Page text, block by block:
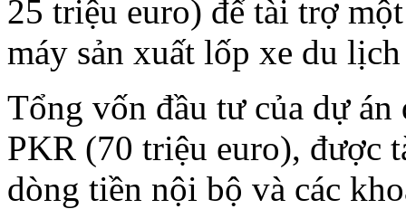
25 triệu euro) để tài trợ
máy sản xuất lốp xe du
Tổng vốn đầu tư của dự
PKR (70 triệu euro), được
dòng tiền nội bộ và các